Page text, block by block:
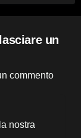
un
commento
nostra